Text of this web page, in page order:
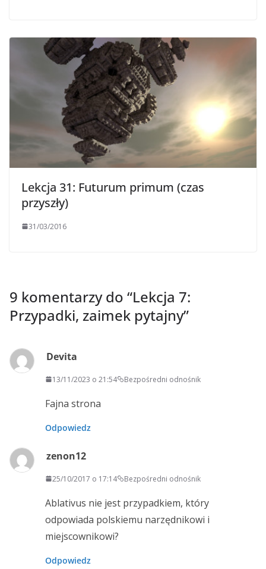
Lekcja 31: Futurum primum (czas
przyszły)
31/03/2016
9 komentarzy do “Lekcja 7:
Przypadki, zaimek pytajny”
Devita
13/11/2023 o 21:54 Bezpośredni odnośnik
Fajna strona
Odpowiedz
zenon12
25/10/2017 o 17:14 Bezpośredni odnośnik
Ablativus nie jest przypadkiem, który
odpowiada polskiemu narzędnikowi i
miejscownikowi?
Odpowiedz